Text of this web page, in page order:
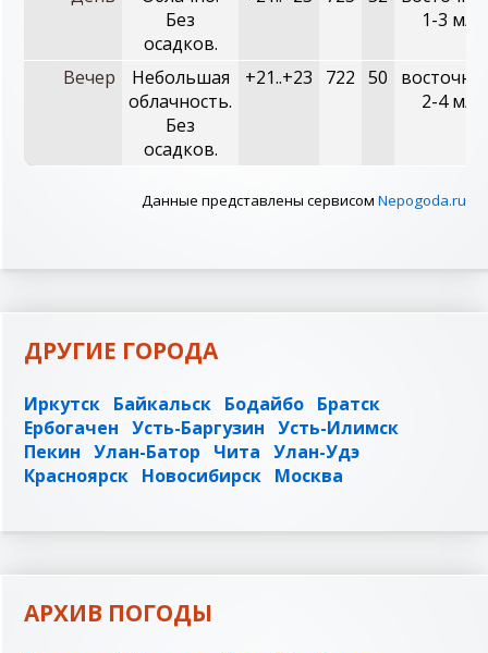
Без
осадков.
1-3 м/с
Вечер
Небольшая
облачность.
Без
осадков.
+21..+23 722 50
2-4 м/с
Данные представлены сервисом Nepogoda.ru
ДРУГИЕ ГОРОДА
Иркутск Байкальск Бодайбо Братск
Ербогачен Усть-Баргузин Усть-Илимск
Пекин Улан-Батор Чита Улан-Удэ
Красноярск Новосибирск Москва
АРХИВ ПОГОДЫ